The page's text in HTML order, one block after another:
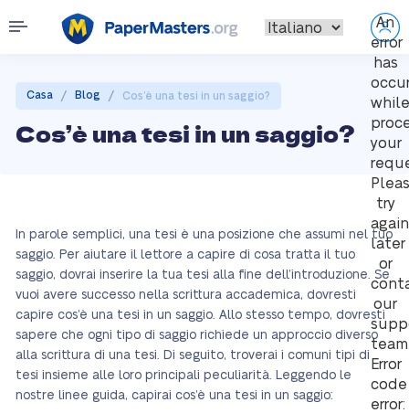
An
error
has
while
your
try
again
later
or
our
Error
code
error:
Casa / Blog / Cos’è una tesi in un saggio?
Cos’è una tesi in un saggio?
In parole semplici, una tesi è una posizione che assumi nel tuo
saggio. Per aiutare il lettore a capire di cosa tratta il tuo
saggio, dovrai inserire la tua tesi alla fine dell’introduzione. Se
vuoi avere successo nella scrittura accademica, dovresti
capire cos’è una tesi in un saggio. Allo stesso tempo, dovresti
sapere che ogni tipo di saggio richiede un approccio diverso
alla scrittura di una tesi. Di seguito, troverai i comuni tipi di
tesi insieme alle loro principali peculiarità. Leggendo le
nostre linee guida, capirai cos’è una tesi in un saggio: